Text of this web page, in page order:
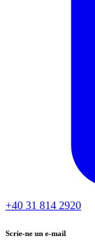
+40 31 814 2920
Scrie-ne un e-mail